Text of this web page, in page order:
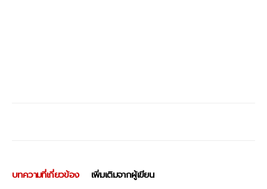
บทความที่เกี่ยวข้อง เพิ่มเติมจากผู้เขียน